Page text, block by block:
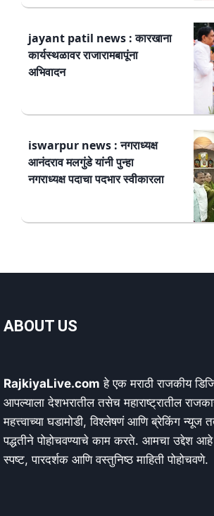
jayant patil news : कारखाना
कार्यस्थळावर राजारामबापूंना
अभिवादन
iswarpur news : नगराध्यक्ष
आनंदराव मलगुंडे यांनी पुन्हा
नगराध्यक्ष पदाचा पदभार स्वीकारला
ABOUT US
RajkiyaLive.com हे एक मराठी राजकीय
आपल्याला देशभरातील तसेच महाराष्ट्रातील
महत्त्वाच्या घडामोडी, विश्लेषणं आणि ब्रेकिंग न्यूज
पद्धतीने पोहोचवण्याचे काम करते. आमचा उद्देश आहे
स्पष्ट, पारदर्शक आणि वस्तुनिष्ठ माहिती पोहोचवणे.